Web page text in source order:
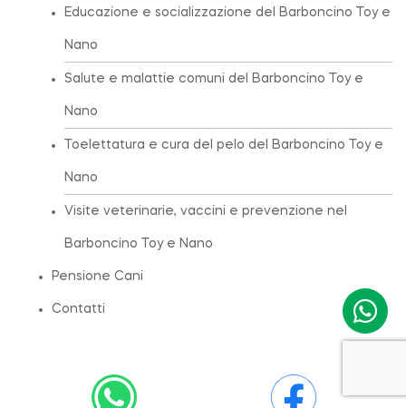
Educazione e socializzazione del Barboncino Toy e
Nano
Salute e malattie comuni del Barboncino Toy e
Nano
Toelettatura e cura del pelo del Barboncino Toy e
Nano
Visite veterinarie, vaccini e prevenzione nel
Barboncino Toy e Nano
Pensione Cani
Contatti